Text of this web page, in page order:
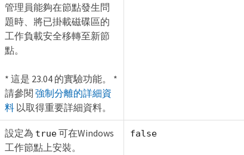
管理員能夠在節點發生問
題時、將已掛載磁碟區的
工作負載安全移轉至新節
點。
* 這是 23.04 的實驗功能。 *
請參閱 強制分離的詳細資
料 以取得重要詳細資料。
設定為 true可在Windows
工作節點上安裝。
false